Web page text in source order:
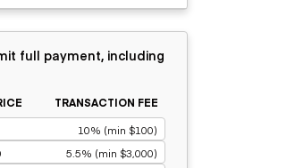
full payment, including
TRANSACTION FEE
10% (min $100)
5.5% (min $3,000)